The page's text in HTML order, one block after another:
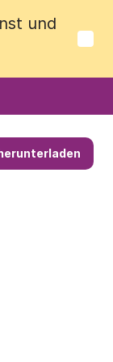
und
und